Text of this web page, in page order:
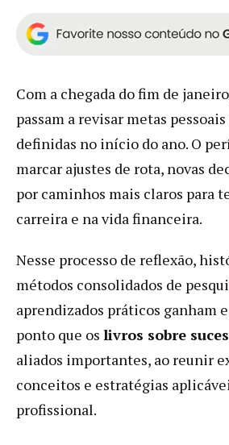
Com a chegada do fim de
passam a revisar metas
definidas no início do ano. O
marcar ajustes de rota, novas
por caminhos mais claros para
carreira e na vida financeira.
Nesse processo de reflexão,
métodos consolidados de
aprendizados práticos ganham
ponto que os livros sobre
aliados importantes, ao reunir
conceitos e estratégias
profissional.